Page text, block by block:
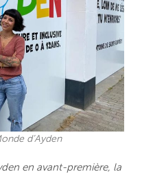
d’Ayden
en avant-première, la